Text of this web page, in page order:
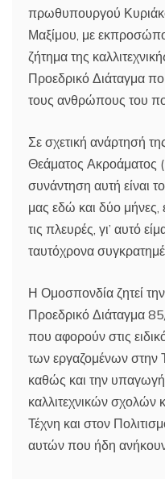
πρωθυπουργού
Μαξίμου, με
ζήτημα της
Προεδρικό Διάταγμα
τους ανθρώπους του
Σε σχετική ανάρτησή
Θεάματος Ακροάματος
συνάντηση αυτή είναι
μας εδώ και δύο μήνες,
τις πλευρές, γι’ αυτό
ταυτόχρονα
Η Ομοσπονδία ζητεί
Προεδρικό Διάταγμα
που αφορούν στις
των εργαζομένων στην
καθώς και την
καλλιτεχνικών σχολών
Τέχνη και στον
αυτών που ήδη